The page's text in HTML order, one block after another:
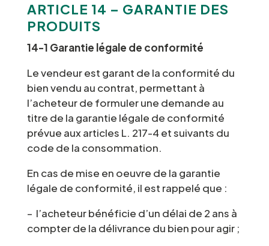
ARTICLE 14 – GARANTIE DES
PRODUITS
14-1 Garantie légale de conformité
Le vendeur est garant de la conformité du
bien vendu au contrat, permettant à
l’acheteur de formuler une demande au
titre de la garantie légale de conformité
prévue aux articles L. 217-4 et suivants du
code de la consommation.
En cas de mise en oeuvre de la garantie
légale de conformité, il est rappelé que :
– l’acheteur bénéficie d’un délai de 2 ans à
compter de la délivrance du bien pour agir ;